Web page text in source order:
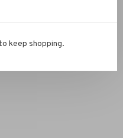
keep shopping.